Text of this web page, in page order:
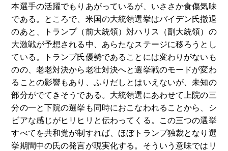
本選手の活躍でもりあがっているが、いささか食傷気味
である。ところで、米国の大統領選挙はバイデン氏撤退
のあと、トランプ（前大統領）対ハリス（副大統領）の
大激戦が予想される中、あらたなステージに移ろうとし
ている。トランプ氏優勢であることには変わりがないも
のの、老老対決から老壮対決へと選挙戦のモードが変わ
ることの影響もあり、ふりだしとはいえないが、未知の
部分がでてきそうである。大統領選にあわせて上院の三
分の一と下院の選挙も同時におこなわれることから、シ
ビアな感じがヒリヒリと伝わってくる。この三つの選挙
すべてを共和党が制すれば、ほぼトランプ独裁となり選
挙期間中の氏の発言が現実化する。そういう意味ではリ